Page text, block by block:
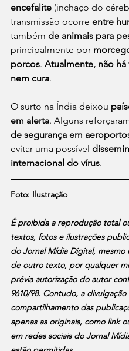
encefalite (inchaço do
transmissão ocorre entre
também de animais para
principalmente por
porcos. Atualmente, não há
nem cura.
O surto na Índia deixou
em alerta. Alguns
de segurança em
evitar uma possível
internacional do vírus.
Foto: Ilustração
É proibida a reprodução total
textos, fotos e ilustrações
do Jornal Mídia Digital, mesmo
de outro texto, por qualquer
prévia autorização do autor
9610/98. Contudo, a divulgação
compartilhamento das
apenas as originais, como link
em redes sociais do Jornal